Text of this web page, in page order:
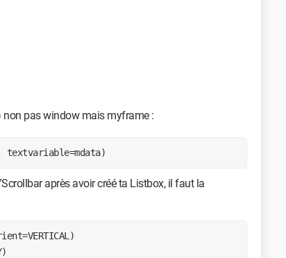
non pas window mais myframe :
textvariable=mdata)
après avoir créé ta Listbox, il faut la